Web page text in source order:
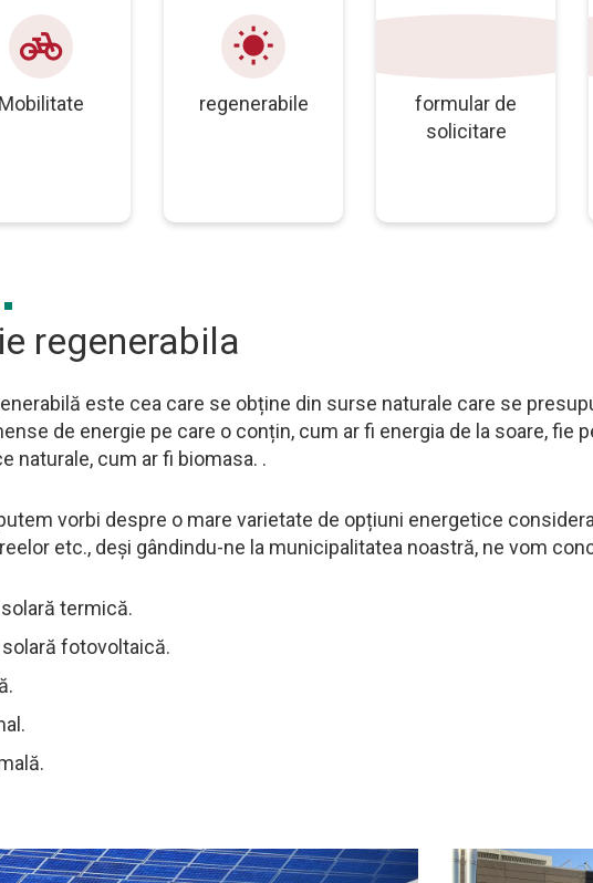
pedal_bike
Mobilitate
wb_sunny
regenerabile
formular de
solicitare
regenerabila
este cea care se obține din surse naturale care se
de energie pe care o conțin, cum ar fi energia de la soare, fie
naturale, cum ar fi biomasa. .
vorbi despre o mare varietate de opțiuni energetice
etc., deși gândindu-ne la municipalitatea noastră, ne vom
termică.
solară fotovoltaică.